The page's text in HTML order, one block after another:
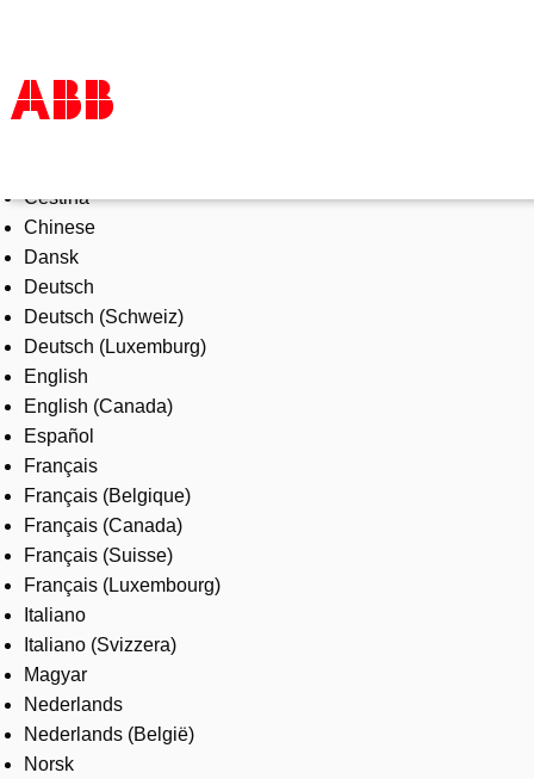
Products & Solutions
Industries
Services
About us
Where to buy
Contact us
Careers
Čeština
Chinese
Dansk
Deutsch
Deutsch (Schweiz)
Deutsch (Luxemburg)
English
English (Canada)
Español
Français
Français (Belgique)
Français (Canada)
Français (Suisse)
Français (Luxembourg)
Italiano
Italiano (Svizzera)
Magyar
Nederlands
Nederlands (België)
Norsk